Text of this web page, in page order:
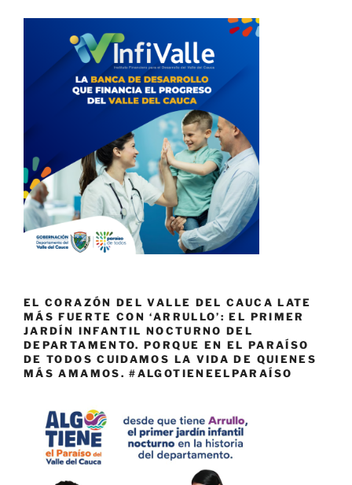
EL CORAZÓN DEL VALLE DEL CAUCA LATE
MÁS FUERTE CON ‘ARRULLO’: EL PRIMER
JARDÍN INFANTIL NOCTURNO DEL
DEPARTAMENTO. PORQUE EN EL PARAÍSO
DE TODOS CUIDAMOS LA VIDA DE QUIENES
MÁS AMAMOS. #ALGOTIENEELPARAÍSO